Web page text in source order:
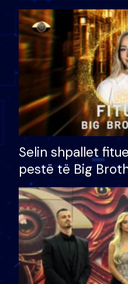
Selin shpallet
pestë të Big
çmimin e madh